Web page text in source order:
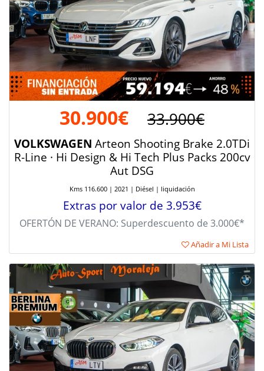
30.900€ 33.900€
VOLKSWAGEN Arteon Shooting Brake 2.0TDi
R-Line · Hi Design & Hi Tech Plus Packs 200cv
Aut DSG
Kms 116.600 | 2021 | Diésel | liquidación
Extras por valor de 3.953€
OFERTÓN DE VERANO: Superdescuento de 3.000€*
Añadir a Mi Lista